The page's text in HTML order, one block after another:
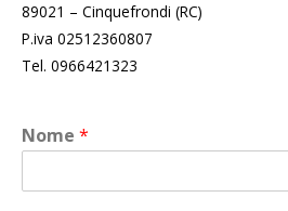
I Nostri Marchi
Virgory
89021 – Cinquefrondi (RC)
P.iva 02512360807
Tel. 0966421323
Nome *